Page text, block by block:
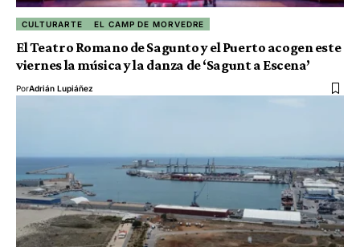
CULTURARTE EL CAMP DE MORVEDRE
El Teatro Romano de Sagunto y el Puerto acogen este
viernes la música y la danza de ‘Sagunt a Escena’
PorAdrián Lupiáñez